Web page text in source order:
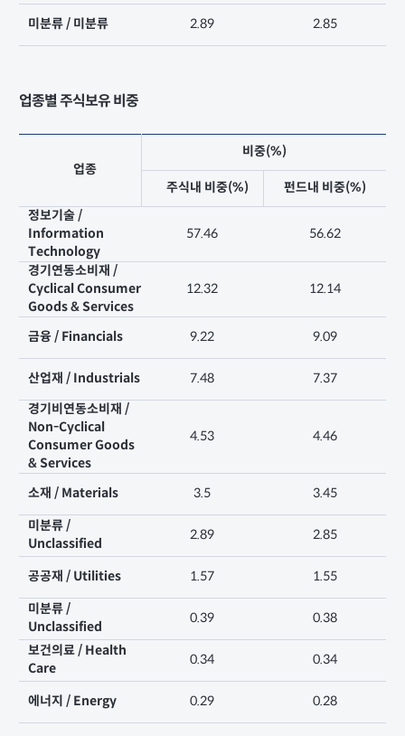
미분류 / 미분류 2.89 2.85
업종별 주식보유 비중
업종
비중(%)
주식내 비중(%)
펀드내 비중(%)
정보기술 /
Information
Technology
57.46 56.62
경기연동소비재 /
Cyclical Consumer
Goods & Services
12.32 12.14
금융 / Financials 9.22 9.09
산업재 / Industrials 7.48
7.37
경기비연동소비재 /
Non-Cyclical
Consumer Goods
& Services
4.53 4.46
소재 / Materials 3.5 3.45
미분류 /
Unclassified
2.89 2.85
공공재 / Utilities 1.57 1.55
미분류 /
Unclassified
0.39 0.38
보건의료 / Health
Care
0.34 0.34
에너지 / Energy 0.29 0.28